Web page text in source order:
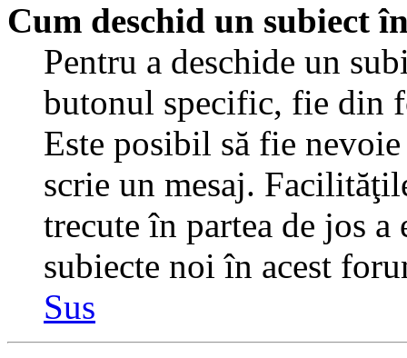
Cum deschid un subiect
Pentru a deschide un
butonul specific, fie din
Este posibil să fie
scrie un mesaj.
trecute în partea de jos
subiecte noi în acest
Sus